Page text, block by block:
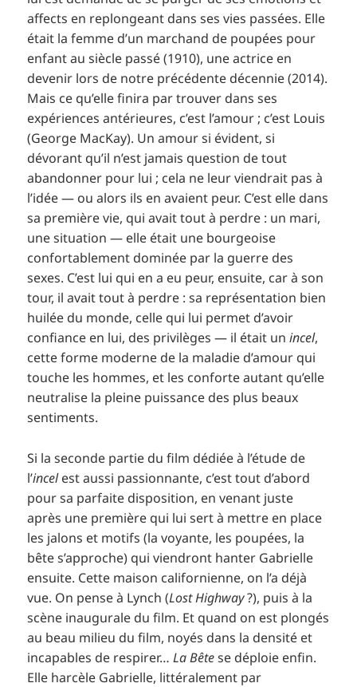
affects en replongeant dans ses vies passées. Elle
était la femme d’un marchand de poupées pour
enfant au siècle passé (1910), une actrice en
devenir lors de notre précédente décennie (2014).
Mais ce qu’elle finira par trouver dans ses
expériences antérieures, c’est l’amour ; c’est Louis
(George MacKay). Un amour si évident, si
dévorant qu’il n’est jamais question de tout
abandonner pour lui ; cela ne leur viendrait pas à
l’idée — ou alors ils en avaient peur. C’est elle dans
sa première vie, qui avait tout à perdre : un mari,
une situation — elle était une bourgeoise
confortablement dominée par la guerre des
sexes. C’est lui qui en a eu peur, ensuite, car à son
tour, il avait tout à perdre : sa représentation bien
huilée du monde, celle qui lui permet d’avoir
confiance en lui, des privilèges — il était unincel,
cette forme moderne de la maladie d’amour qui
touche les hommes, et les conforte autant qu’elle
neutralise la pleine puissance des plus beaux
sentiments.
Si la seconde partie du film dédiée à l’étude de
l’incelest aussi passionnante, c’est tout d’abord
pour sa parfaite disposition, en venant juste
après une première qui lui sert à mettre en place
les jalons et motifs (la voyante, les poupées, la
bête s’approche) qui viendront hanter Gabrielle
ensuite. Cette maison californienne, on l’a déjà
vue. On pense à Lynch (Lost Highway?), puis à la
scène inaugurale du film. Et quand on est plongés
au beau milieu du film, noyés dans la densité et
incapables de respirer…La Bêtese déploie enfin.
Elle harcèle Gabrielle, littéralement par